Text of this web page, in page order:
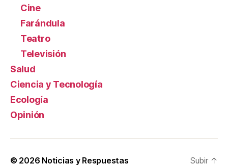
Cine
Farándula
Teatro
Televisión
Salud
Ciencia y Tecnología
Ecología
Opinión
© 2026 Noticias y Respuestas Subir ↑